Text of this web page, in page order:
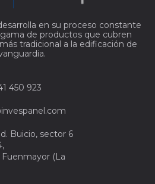
en su proceso constante
de productos que cubren
tradicional a la edificación de
450 923
Buicio, sector 6
Fuenmayor (La